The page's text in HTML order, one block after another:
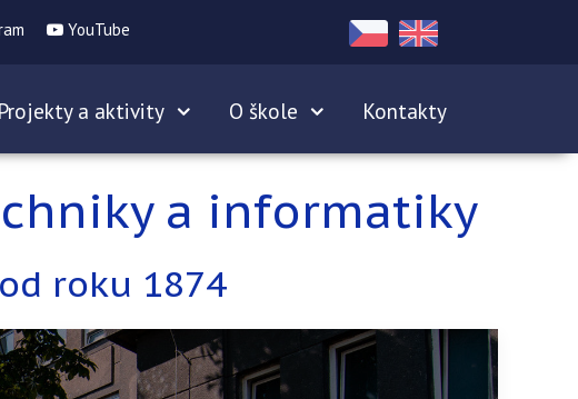
YouTube
Projekty a aktivity O škole Kontakty
a informatiky
roku 1874